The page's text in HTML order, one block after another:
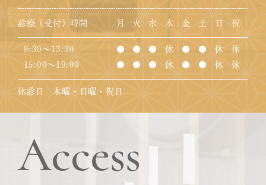
診療（受付）時間 月 火 水 木 金 土 日 祝
9:30～13:30 ● ● ● 休 ● ● 休
休
15:00～19:00
● ● ● 休 ● ● 休 休
休診日 木曜・日曜・祝日
Access